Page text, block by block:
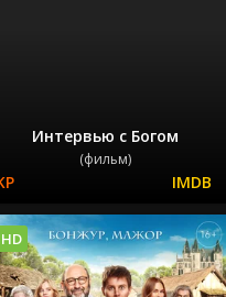
Интервью с Богом
(фильм)
HD